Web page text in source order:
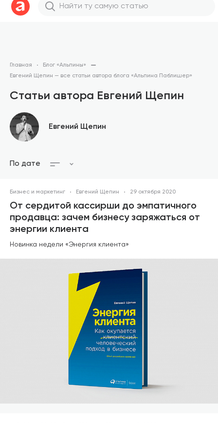
Главная
Блог «Альпины»
Евгений Щепин — все статьи автора блога «Альпина Паблишер»
Статьи автора Евгений Щепин
Евгений Щепин
По дате
Бизнес и маркетинг Евгений Щепин 29 октября 2020
От сердитой кассирши до эмпатичного
продавца: зачем бизнесу заряжаться от
энергии клиента
Новинка недели «Энергия клиента»